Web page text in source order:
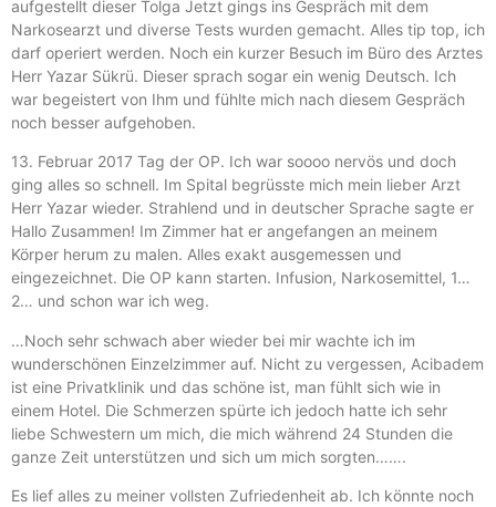
aufgestellt dieser Tolga Jetzt gings ins Gespräch mit dem
Narkosearzt und diverse Tests wurden gemacht. Alles tip top, ich
darf operiert werden. Noch ein kurzer Besuch im Büro des Arztes
Herr Yazar Sükrü. Dieser sprach sogar ein wenig Deutsch. Ich
war begeistert von Ihm und fühlte mich nach diesem Gespräch
noch besser aufgehoben.
13. Februar 2017 Tag der OP. Ich war soooo nervös und doch
ging alles so schnell. Im Spital begrüsste mich mein lieber Arzt
Herr Yazar wieder. Strahlend und in deutscher Sprache sagte er
Hallo Zusammen! Im Zimmer hat er angefangen an meinem
Körper herum zu malen. Alles exakt ausgemessen und
eingezeichnet. Die OP kann starten. Infusion, Narkosemittel, 1…
2… und schon war ich weg.
…Noch sehr schwach aber wieder bei mir wachte ich im
wunderschönen Einzelzimmer auf. Nicht zu vergessen, Acibadem
ist eine Privatklinik und das schöne ist, man fühlt sich wie in
einem Hotel. Die Schmerzen spürte ich jedoch hatte ich sehr
liebe Schwestern um mich, die mich während 24 Stunden die
ganze Zeit unterstützen und sich um mich sorgten…….
Es lief alles zu meiner vollsten Zufriedenheit ab. Ich könnte noch